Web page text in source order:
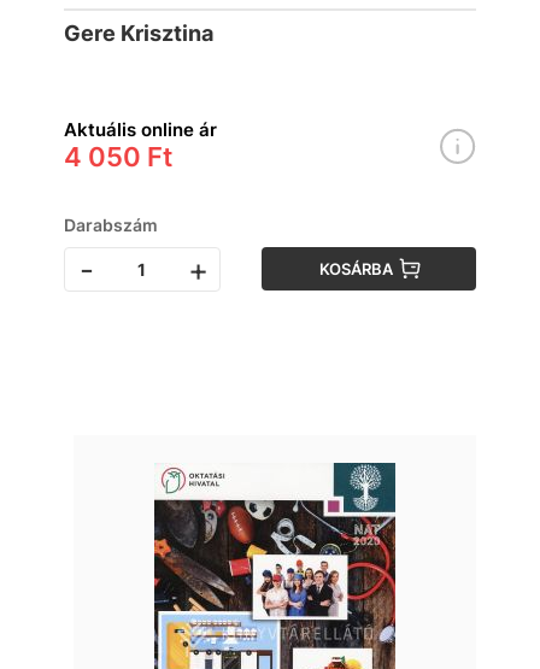
Gere Krisztina
Aktuális online ár
4 050 Ft
Darabszám
- + KOSÁRBA